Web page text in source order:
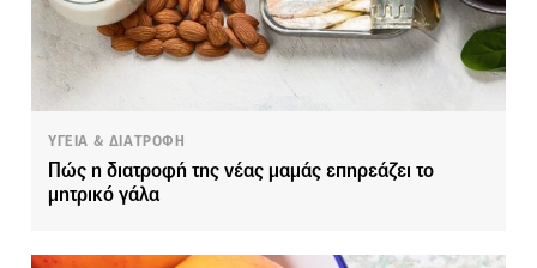
ΥΓΕΙΑ & ΔΙΑΤΡΟΦΗ
Πώς η διατροφή της νέας μαμάς επηρεάζει το
μητρικό γάλα